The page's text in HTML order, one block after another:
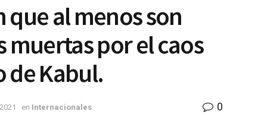
al menos son
muertas por el caos
de Kabul.
en Internacionales 0